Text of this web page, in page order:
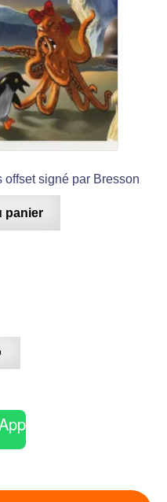
signé par Bresson
panier